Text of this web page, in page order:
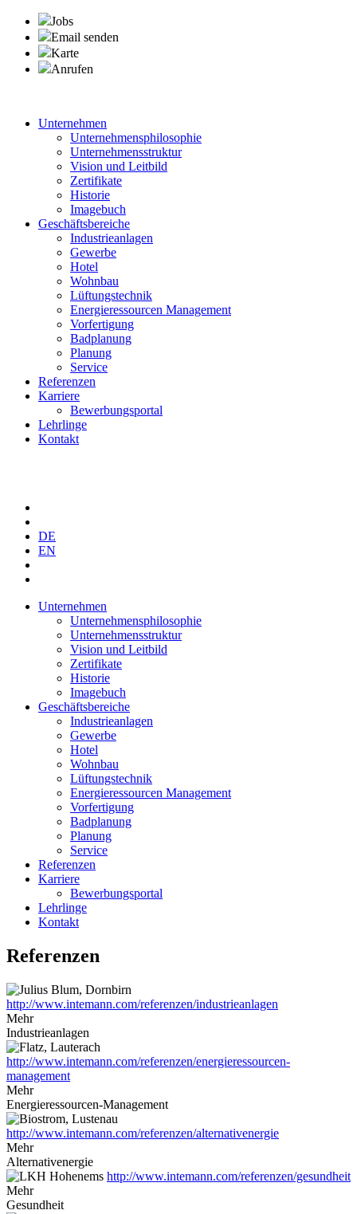
Jobs
Email senden
Karte
Anrufen
Unternehmen
Unternehmensphilosophie
Unternehmensstruktur
Vision und Leitbild
Zertifikate
Historie
Imagebuch
Geschäftsbereiche
Industrieanlagen
Gewerbe
Hotel
Wohnbau
Lüftungstechnik
Energieressourcen Management
Vorfertigung
Badplanung
Planung
Service
Referenzen
Karriere
Bewerbungsportal
Lehrlinge
Kontakt
DE
EN
Unternehmen
Unternehmensphilosophie
Unternehmensstruktur
Vision und Leitbild
Zertifikate
Historie
Imagebuch
Geschäftsbereiche
Industrieanlagen
Gewerbe
Hotel
Wohnbau
Lüftungstechnik
Energieressourcen Management
Vorfertigung
Badplanung
Planung
Service
Referenzen
Karriere
Bewerbungsportal
Lehrlinge
Kontakt
Referenzen
http://www.intemann.com/referenzen/industrieanlagen
Mehr
Industrieanlagen
http://www.intemann.com/referenzen/energieressourcen-
management
Mehr
Energieressourcen-Management
http://www.intemann.com/referenzen/alternativenergie
Mehr
Alternativenergie
http://www.intemann.com/referenzen/gesundheit
Mehr
Gesundheit